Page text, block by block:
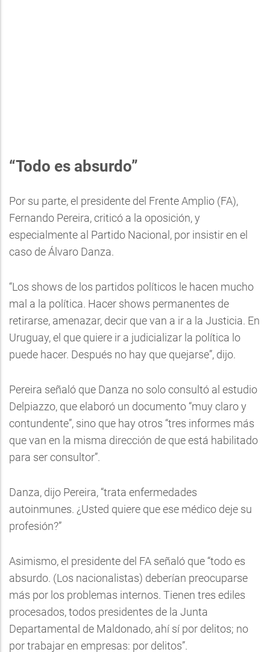
“Todo es absurdo”
Por su parte, el presidente del Frente Amplio (FA),
Fernando Pereira, criticó a la oposición, y
especialmente al Partido Nacional, por insistir en el
caso de Álvaro Danza.
“Los shows de los partidos políticos le hacen mucho
mal a la política. Hacer shows permanentes de
retirarse, amenazar, decir que van a ir a la Justicia. En
Uruguay, el que quiere ir a judicializar la política lo
puede hacer. Después no hay que quejarse”, dijo.
Pereira señaló que Danza no solo consultó al estudio
Delpiazzo, que elaboró un documento “muy claro y
contundente”, sino que hay otros “tres informes más
que van en la misma dirección de que está habilitado
para ser consultor”.
Danza, dijo Pereira, “trata enfermedades
autoinmunes. ¿Usted quiere que ese médico deje su
profesión?”
Asimismo, el presidente del FA señaló que “todo es
absurdo. (Los nacionalistas) deberían preocuparse
más por los problemas internos. Tienen tres ediles
procesados, todos presidentes de la Junta
Departamental de Maldonado, ahí sí por delitos; no
por trabajar en empresas: por delitos”.